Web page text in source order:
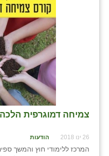
צמיחה דמוגרפית
26 ינו 2018 הודעות
המרכז ללימודי חוץ והמשך
נהריה (אג״ש)
קורנית
קלחים